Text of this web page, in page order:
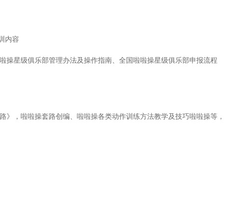
内容
星级俱乐部管理办法及操作指南、全国啦啦操星级俱乐部申报流程
》，啦啦操套路创编、啦啦操各类动作训练方法教学及技巧啦啦操等，